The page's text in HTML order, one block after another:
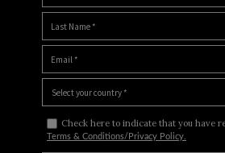
Check here to indicate that you have
Terms & Conditions/Privacy Policy.